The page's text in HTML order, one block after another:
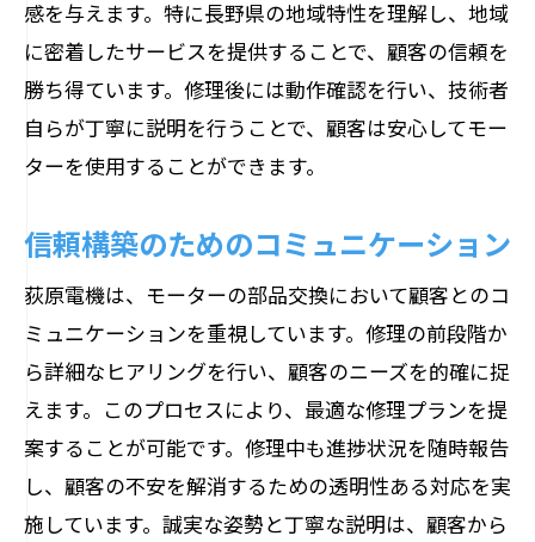
サービス向上のためのフィードバック活
用
感を与えます。特に長野県の地域特性を理解し、地域
に密着したサービスを提供することで、顧客の信頼を
勝ち得ています。修理後には動作確認を行い、技術者
自らが丁寧に説明を行うことで、顧客は安心してモー
ターを使用することができます。
信頼構築のためのコミュニケーション
荻原電機は、モーターの部品交換において顧客とのコ
ミュニケーションを重視しています。修理の前段階か
ら詳細なヒアリングを行い、顧客のニーズを的確に捉
えます。このプロセスにより、最適な修理プランを提
案することが可能です。修理中も進捗状況を随時報告
し、顧客の不安を解消するための透明性ある対応を実
施しています。誠実な姿勢と丁寧な説明は、顧客から